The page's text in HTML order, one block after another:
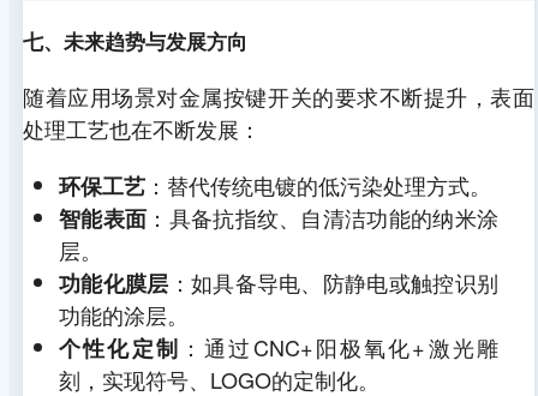
七、未来趋势与发展方向
随着应用场景对金属按键开关的要求不断提升，表面
处理工艺也在不断发展：
环保工艺 ：替代传统电镀的低污染处理方式。
智能表面 ：具备抗指纹、自清洁功能的纳米涂
层。
功能化膜层 ：如具备导电、防静电或触控识别
功能的涂层。
个性化定制 ：通过CNC+阳极氧化+激光雕
刻，实现符号、LOGO的定制化。